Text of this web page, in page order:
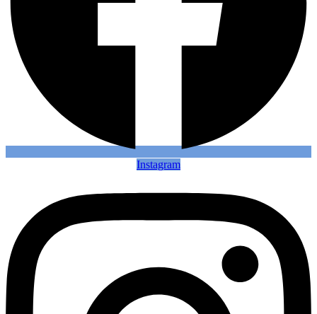
Instagram